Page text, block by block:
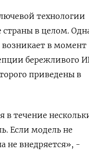
технологии
страны в целом.
возникает в момент
бережливого
приведены в
в течение
Если модель не
не ​внедряется», -